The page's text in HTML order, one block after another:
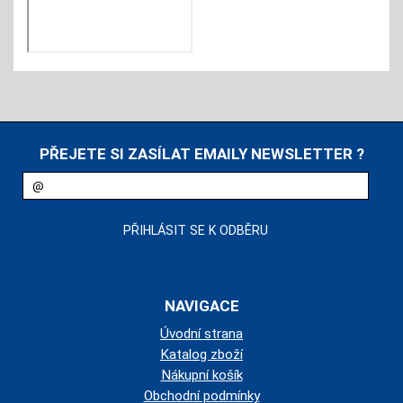
PŘEJETE SI ZASÍLAT EMAILY NEWSLETTER ?
NAVIGACE
Úvodní strana
Katalog zboží
Nákupní košík
Obchodní podmínky